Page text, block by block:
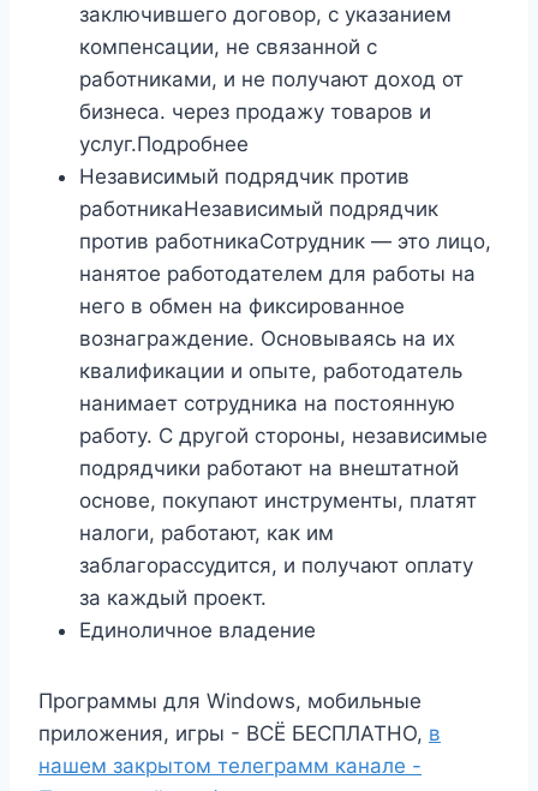
заключившего договор, с указанием
компенсации, не связанной с
работниками, и не получают доход от
бизнеса. через продажу товаров и
услуг.Подробнее
Независимый подрядчик против
работникаНезависимый подрядчик
против работникаСотрудник — это лицо,
нанятое работодателем для работы на
него в обмен на фиксированное
вознаграждение. Основываясь на их
квалификации и опыте, работодатель
нанимает сотрудника на постоянную
работу. С другой стороны, независимые
подрядчики работают на внештатной
основе, покупают инструменты, платят
налоги, работают, как им
заблагорассудится, и получают оплату
за каждый проект.
Единоличное владение
Программы для Windows, мобильные
приложения, игры - ВСЁ БЕСПЛАТНО, в
нашем закрытом телеграмм канале -